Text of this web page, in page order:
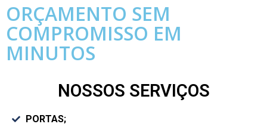
ORÇAMENTO SEM
COMPROMISSO EM
MINUTOS
NOSSOS SERVIÇOS
PORTAS;